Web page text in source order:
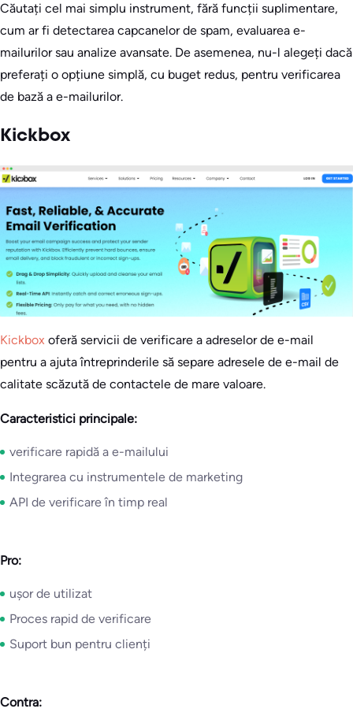
Căutați cel mai simplu instrument, fără funcții suplimentare,
cum ar fi detectarea capcanelor de spam, evaluarea e-
mailurilor sau analize avansate. De asemenea, nu-l alegeți dacă
preferați o opțiune simplă, cu buget redus, pentru verificarea
de bază a e-mailurilor.
Kickbox
Kickbox oferă servicii de verificare a adreselor de e-mail
pentru a ajuta întreprinderile să separe adresele de e-mail de
calitate scăzută de contactele de mare valoare.
Caracteristici principale:
verificare rapidă a e-mailului
Integrarea cu instrumentele de marketing
API de verificare în timp real
Pro:
ușor de utilizat
Proces rapid de verificare
Suport bun pentru clienți
Contra: